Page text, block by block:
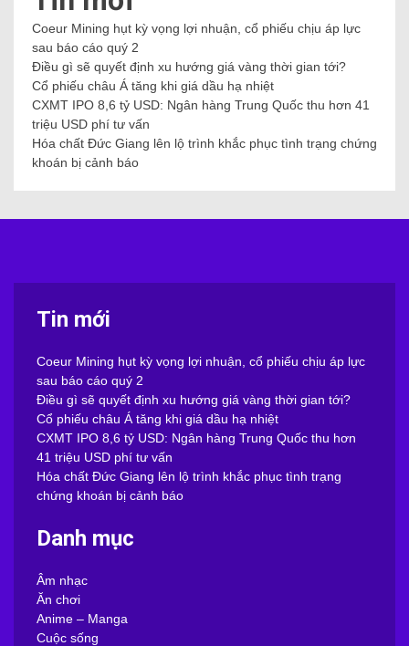
Coeur Mining hụt kỳ vọng lợi nhuận, cổ phiếu chịu áp lực
sau báo cáo quý 2
Điều gì sẽ quyết định xu hướng giá vàng thời gian tới?
Cổ phiếu châu Á tăng khi giá dầu hạ nhiệt
CXMT IPO 8,6 tỷ USD: Ngân hàng Trung Quốc thu hơn 41
triệu USD phí tư vấn
Hóa chất Đức Giang lên lộ trình khắc phục tình trạng chứng
khoán bị cảnh báo
Tin mới
Coeur Mining hụt kỳ vọng lợi nhuận, cổ phiếu chịu áp lực
sau báo cáo quý 2
Điều gì sẽ quyết định xu hướng giá vàng thời gian tới?
Cổ phiếu châu Á tăng khi giá dầu hạ nhiệt
CXMT IPO 8,6 tỷ USD: Ngân hàng Trung Quốc thu hơn
41 triệu USD phí tư vấn
Hóa chất Đức Giang lên lộ trình khắc phục tình trạng
chứng khoán bị cảnh báo
Danh mục
Âm nhạc
Ăn chơi
Anime – Manga
Cuộc sống